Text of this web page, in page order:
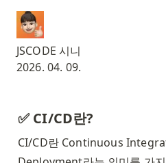
JSCODE 시니
2026. 04. 09.
✅ CI/CD란?
CI/CD란 Continuous